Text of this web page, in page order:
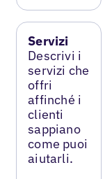
Servizi
Descrivi i
servizi che
offri
affinché i
clienti
sappiano
come puoi
aiutarli.